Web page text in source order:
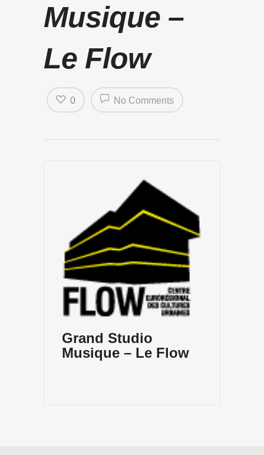
Musique –
Le Flow
No Comments
0
Grand Studio
Musique – Le Flow